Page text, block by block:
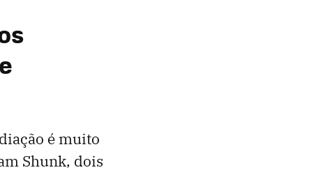
é muito
Shunk, dois